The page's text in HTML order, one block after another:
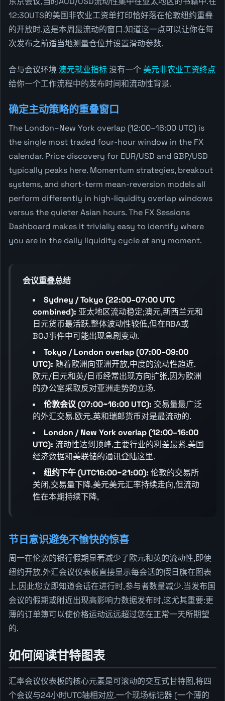
12:30UTS的美国非农业工资单打印恰好落在伦敦纽约重叠
的开放时.这是本周最流动的窗口.知道这一点可以让你在每
次发布之前适当地测量仓位并设置滑动参数.
合与会议环境澳元就业指标没有一个 美元非农业工资终点
给你一个工作流程中的发布时间和流动性背景.
确定主动策略的重叠窗口
The London–New York overlap (12:00–16:00 UTC) is
the single most traded four-hour window in the FX
calendar. Price discovery for EUR/USD and GBP/USD
typically peaks here. Momentum strategies, breakout
systems, and short-term mean-reversion models all
perform differently in high-liquidity overlap windows
versus the quieter Asian hours. The FX Sessions
Dashboard makes it trivially easy to identify where
you are in the daily liquidity cycle at any moment.
会议重叠总结
Sydney / Tokyo (22:00–07:00 UTC
combined): 亚太地区流动稳定;澳元,新西兰元和
日元货币最活跃.整体波动性较低,但在RBA或
BOJ事件中可能出现急剧变动.
Tokyo / London overlap (07:00–09:00
UTC): 随着欧洲向亚洲开放,中度的流动性趋近.
欧元/日元和英/日币经常出现方向扩张,因为欧洲
的办公室采取反对亚洲走势的立场.
伦敦会议 (07:00~16:00 UTC): 交易量最广泛
的外汇交易.欧元,英和瑞郎货币对是最流动的.
London / New York overlap (12:00–16:00
UTC): 流动性达到顶峰,主要行业的利差最紧,美国
经济数据和美联储的通讯登陆这里.
纽约下午 (UTC16:00~21:00): 伦敦的交易所
关闭,交易量下降.美元美元汇率持续走向,但流动
性在本期持续下降,
节日意识避免不愉快的惊喜
周一在伦敦的银行假期显著减少了欧元和英的流动性,即使
纽约开放.外汇会议仪表板直接显示每会话的假日旗在图表
上,因此您立即知道会话在进行时,参与者数量减少.当发布国
会议的假期或附近出现高影响力数据发布时,这尤其重要:更
薄的订单簿可以使价格运动远远超过您在正常一天所期望
的.
如何阅读甘特图表
汇率会议仪表板的核心元素是可滚动的交互式甘特图,将四
个会议与24小时UTC轴相对应.一个现场标记器 (一个薄的